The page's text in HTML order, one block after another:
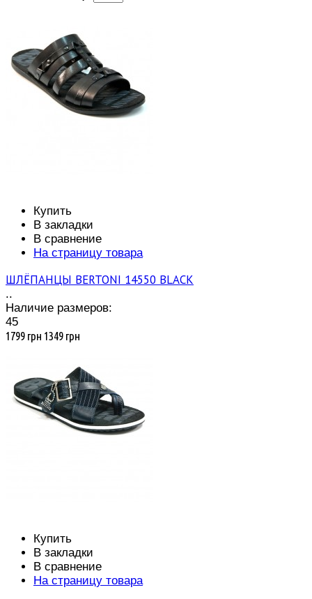
Купить
В закладки
В сравнение
На страницу товара
ШЛЁПАНЦЫ BERTONI 14550 BLACK
..
Наличие размеров:
45
1799 грн 1349 грн
Купить
В закладки
В сравнение
На страницу товара